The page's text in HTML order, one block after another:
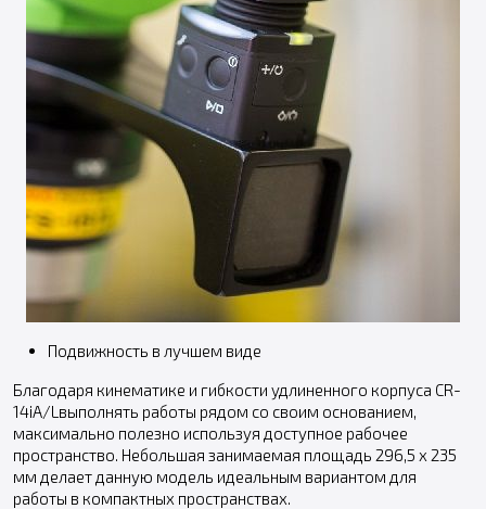
Подвижность в лучшем виде
Благодаря кинематике и гибкости удлиненного корпуса CR-
14iA/Lвыполнять работы рядом со своим основанием,
максимально полезно используя доступное рабочее
пространство. Небольшая занимаемая площадь 296,5 x 235
мм делает данную модель идеальным вариантом для
работы в компактных пространствах.